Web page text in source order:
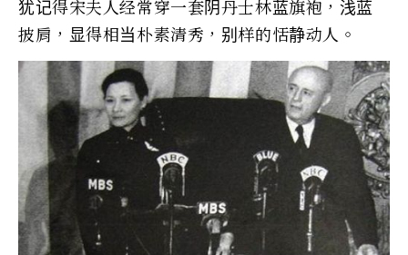
犹记得宋夫人经常穿一套阴丹士林蓝旗袍，浅蓝
披肩，显得相当朴素清秀，别样的恬静动人。